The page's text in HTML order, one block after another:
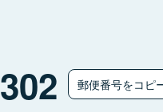
郵便番号をコピ